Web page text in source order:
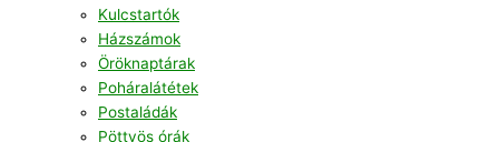
Kulcstartók
Házszámok
Öröknaptárak
Poháralátétek
Postaládák
Pöttyös órák